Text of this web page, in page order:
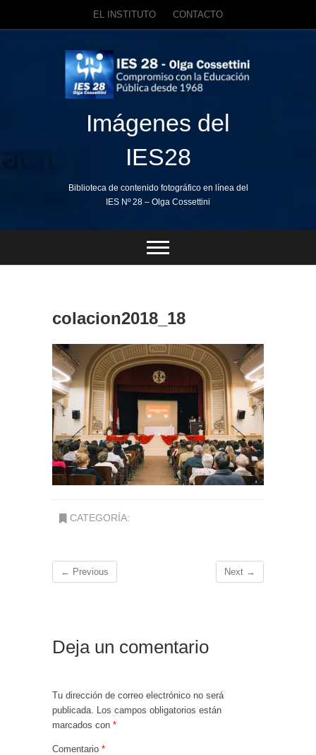
EL INSTITUTO
CONTACTO
Imágenes del
IES28
Biblioteca de contenido fotográfico en línea del
IES Nº 28 – Olga Cossettini
colacion2018_18
CATEGORÍA:
← Previous Next →
Deja un comentario
Tu dirección de correo electrónico no será
publicada.
Los campos obligatorios están
marcados con *
Comentario *